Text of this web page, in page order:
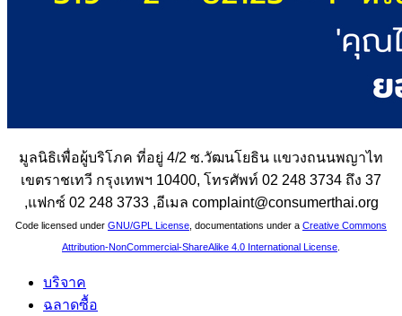
มูลนิธิเพื่อผู้บริโภค ที่อยู่ 4/2 ซ.วัฒนโยธิน แขวงถนนพญาไท
เขตราชเทวี กรุงเทพฯ 10400, โทรศัพท์ 02 248 3734 ถึง 37
,แฟกซ์ 02 248 3733 ,อีเมล complaint@consumerthai.org
Code licensed under GNU/GPL License , documentations under a Creative Commons
Attribution-NonCommercial-ShareAlike 4.0 International License
บริจาค
ฉลาดซื้อ